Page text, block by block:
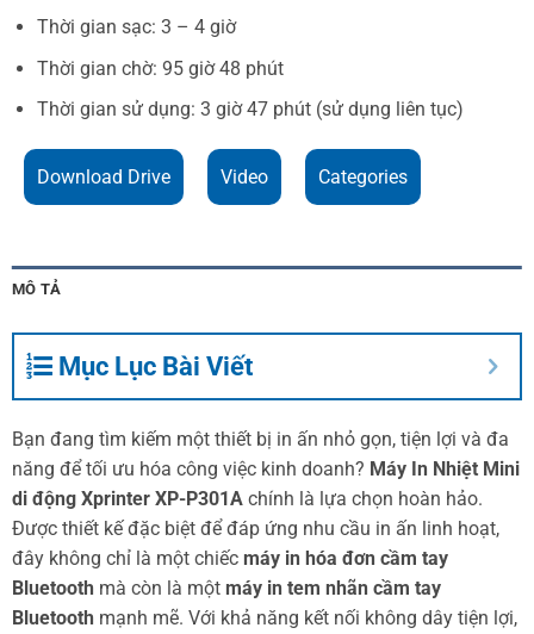
Thời gian sạc: 3 – 4 giờ
Thời gian chờ: 95 giờ 48 phút
Thời gian sử dụng: 3 giờ 47 phút (sử dụng liên tục)
Download Drive Video Categories
MÔ TẢ
Mục Lục Bài Viết
Bạn đang tìm kiếm một thiết bị in ấn nhỏ gọn, tiện lợi và đa
năng để tối ưu hóa công việc kinh doanh? Máy In Nhiệt Mini
di động Xprinter XP-P301Achính là lựa chọn hoàn hảo.
Được thiết kế đặc biệt để đáp ứng nhu cầu in ấn linh hoạt,
đây không chỉ là một chiếc máy in hóa đơn cầm tay
Bluetooth mà còn là một máy in tem nhãn cầm tay
Bluetooth mạnh mẽ. Với khả năng kết nối không dây tiện lợi,